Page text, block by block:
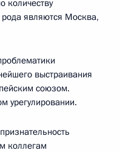
количеству
являются Москва,
выстраивания
союзом.
урегулировании.
коллегам